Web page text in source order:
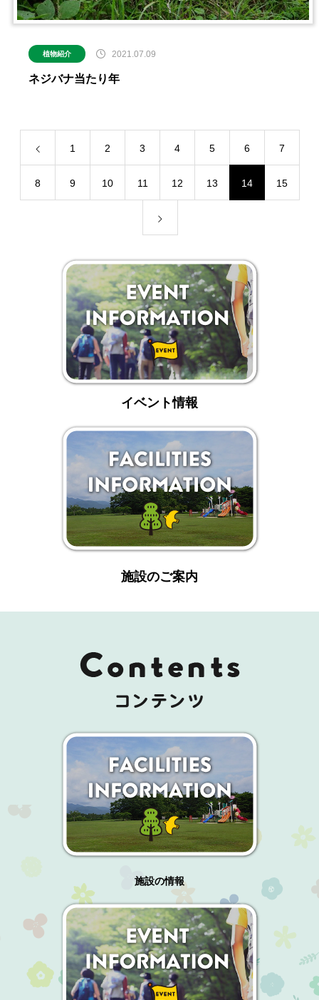
植物紹介 2021.07.09
ネジバナ当たり年
1 2 3 4 5 6 7
8 9 10 11 12 13 14 15
イベント情報
施設のご案内
施設の情報